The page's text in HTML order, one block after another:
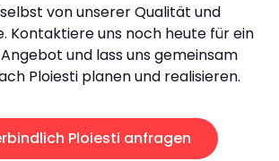
von unserer Qualität und
Kontaktiere uns noch heute für ein
und lass uns gemeinsam
Ploiesti planen und realisieren.
Ploiesti anfragen